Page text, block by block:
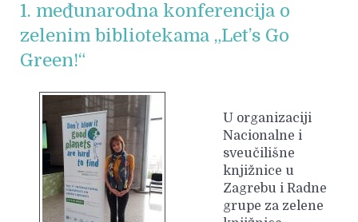
1. međunarodna konferencija o
zelenim bibliotekama „Let’s Go
Green!“
U organizaciji
Nacionalne i
sveučilišne
knjižnice u
Zagrebu i Radne
grupe za zelene